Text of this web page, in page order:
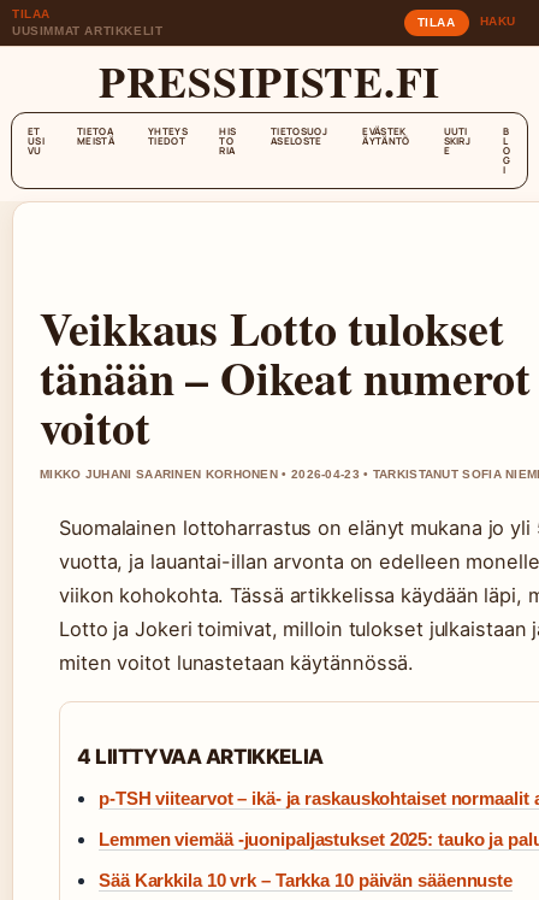
TILAA
UUSIMMAT ARTIKKELIT
TILAA HAKU
PRESSIPISTE.FI
ET
USI
VU
TIETOA
MEISTÄ
YHTEYS
TIEDOT
HIS
TO
RIA
TIETOSUOJ
ASELOSTE
EVÄSTEK
ÄYTÄNTÖ
UUTI
SKIRJ
E
B
L
O
G
I
Veikkaus Lotto tulokset
tänään – Oikeat
voitot
MIKKO JUHANI SAARINEN KORHONEN • 2026-04-23 • TARKISTANUT SOFIA
Suomalainen lottoharrastus on elänyt mukana jo yli
vuotta, ja lauantai-illan arvonta on edelleen monelle
viikon kohokohta. Tässä artikkelissa käydään läpi,
Lotto ja Jokeri toimivat, milloin tulokset julkaistaan
miten voitot lunastetaan käytännössä.
4 LIITTYVAA ARTIKKELIA
p-TSH viitearvot – ikä- ja raskauskohtaiset normaalit
Lemmen viemää -juonipaljastukset 2025: tauko ja
Sää Karkkila 10 vrk – Tarkka 10 päivän sääennuste